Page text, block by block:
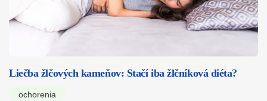
Liečba žlčových kameňov: Stačí iba žlčníková diéta?
ochorenia